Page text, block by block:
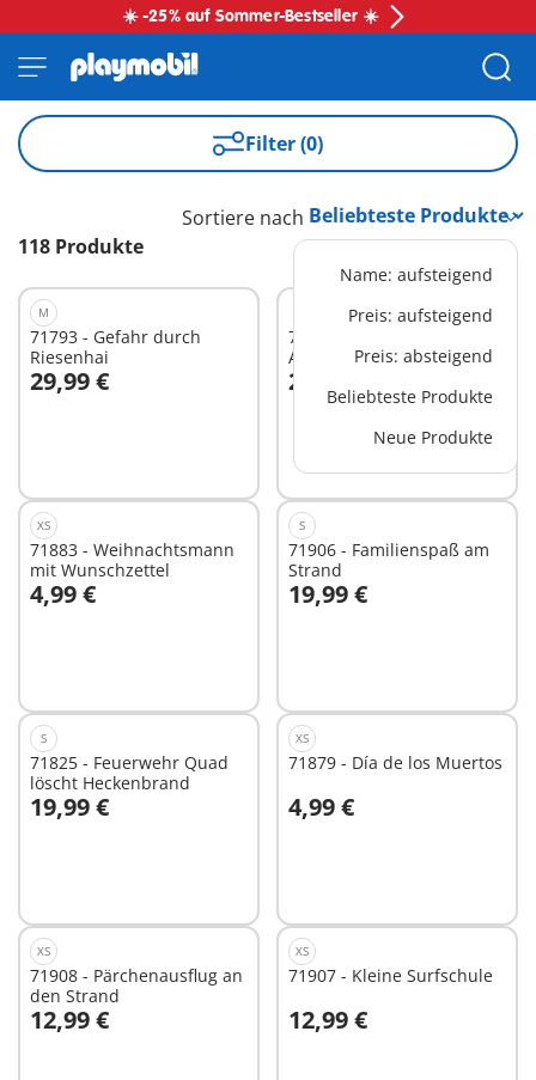
☀️ -25% auf Sommer-Bestseller ☀️
Filter (0)
118 Produkte
Sortiere nach
Name: aufsteigend
Preis: aufsteigend
Preis: absteigend
Beliebteste Produkte
Neue Produkte
M
71793 - Gefahr durch
Riesenhai
29,99 €
In den Warenkorb
71472 - Adventskalender:
Ausflug auf den
Weihnachtsmarkt
29,99 €In den Warenkorb
XS
71883 - Weihnachtsmann
mit Wunschzettel
4,99 €
In den Warenkorb
S
71906 - Familienspaß am
Strand
19,99 €
In den Warenkorb
S
71825 - Feuerwehr Quad
löscht Heckenbrand
19,99 €
In den Warenkorb
XS
71879 - Día de los Muertos
4,99 €
In den Warenkorb
XS
71908 - Pärchenausflug an
den Strand
12,99 €
In den Warenkorb
XS
71907 - Kleine Surfschule
12,99 €
In den Warenkorb